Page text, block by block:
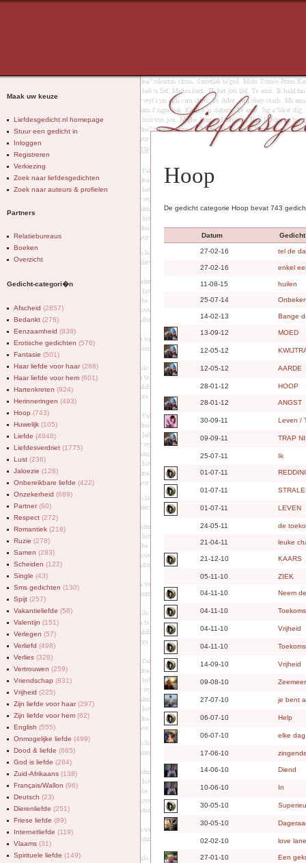
Hoop
De gedicht categorie Hoop bevat 743
Datum Gedicht
27-02-16 tel de
27-02-16 enkel
11-08-15 huilen
25-07-14
14-02-13 Bange
13-09-12 MOED
12-05-12
12-05-12 AARDE
28-01-12 HOOP
28-01-12 ANGST
30-09-11 Leven /
09-09-11 TRAP
25-07-11 Ik
01-07-11
01-07-11
01-07-11 LEVEN
24-05-11 de
21-04-11 leuke
21-12-10 KAARS
05-11-10 ZIEK
04-11-10 Neem
04-11-10
04-11-10 Vrijheid
04-11-10
14-09-10 Vrijheid
09-08-10
27-07-10 je bent
06-07-10 Help
06-07-10 elke dag
17-06-10
14-06-10 Diend
10-06-10 In
30-05-10
30-05-10
02-02-10 love lane
27-01-10 Een
Maak uw keuze
Liefdesgedicht.nl homepage
Stuur een gedicht in
Inloggen
Registreren
Verkiezing
Zoek naar liefdesgedichten
Zoek naar auteurs & profielen
Partners
Relatiebureaus
Boeken
Overzicht
Gedicht-categori�n
Afscheid (2857)
Bedankt (276)
Eenzaamheid (838)
Erotische gedichten (576)
Fantasie (501)
Haar liefde voor haar(268)
Haar liefde voor hem (601)
Hartenkreten (924)
Herinneringen (493)
Hoop (743)
Huwelijk (105)
Liefde (4948)
Liefdesverdriet (1775)
Lust (236)
Jaloezie (128)
Onbereikbare liefde (422)
Onzekerheid (689)
Partner(60)
Respect (272)
Romantiek (218)
Ruzie (278)
Samen (283)
Scheiden (122)
Single (43)
Sms gedichten (130)
Spijt (257)
Vakantieliefde (58)
Valentijn (151)
Verlegen (57)
Verliefd (498)
Verlies (328)
Vertrouwen (259)
Vriendschap (831)
Vrijheid (225)
Zijn liefde voor haar(297)
Zijn liefde voor hem (62)
English (555)
Onmogelijke liefde (499)
Dood & liefde (665)
God is liefde (284)
Zuid-Afrikaans (138)
Français/Wallon (96)
Deutsch (23)
Dierenliefde (251)
Friese liefde (89)
Internetliefde (119)
Vlaams (31)
Spirituele liefde (149)